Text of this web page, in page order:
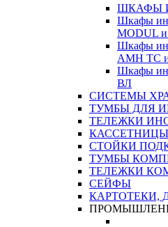
ШКАФЫ
Шкафы
MODUL
Шкафы
АМН ТС
Шкафы
ВЛ
СИСТЕМЫ
ТУМБЫ ДЛЯ
ТЕЛЕЖКИ
КАССЕТНИЦЫ
СТОЙКИ
ТУМБЫ
ТЕЛЕЖКИ
СЕЙФЫ
КАРТОТЕКИ,